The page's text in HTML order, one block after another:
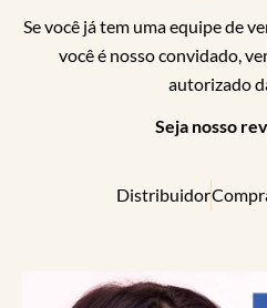
Se você já tem uma equipe de
você é nosso convidado,
autorizado
Seja nosso
Distribuidor